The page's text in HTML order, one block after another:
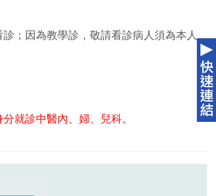
；因為教學診，敬請看診病人須為本人
就診中醫內、婦、兒科。